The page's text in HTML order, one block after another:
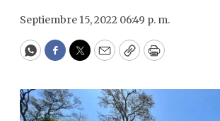
Septiembre 15, 2022 06:49 p. m.
WhatsApp
Facebook
Twitter
EmailCopyPrint